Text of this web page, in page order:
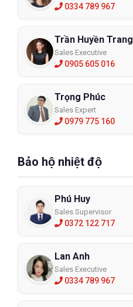
0334 789 967
Trần Huyền Trang
Sales Executive
0905 605 016
Trọng Phúc
Sales Expert
0979 775 160
Bảo hộ nhiệt độ
Phú Huy
Sales Supervisor
0372 122 717
Lan Anh
Sales Executive
0334 789 967